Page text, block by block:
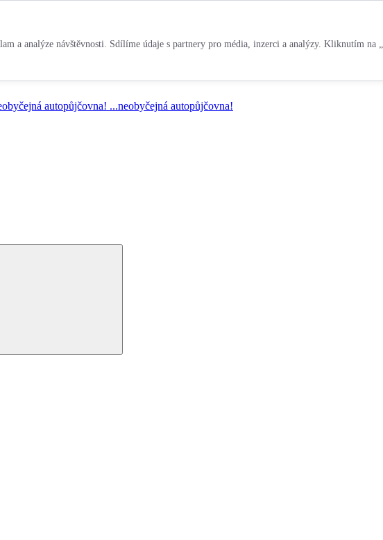
a analýze návštěvnosti. Sdílíme údaje s partnery pro média, inzerci a analýzy. Kliknutím na
autopůjčovna! ...neobyčejná autopůjčovna!